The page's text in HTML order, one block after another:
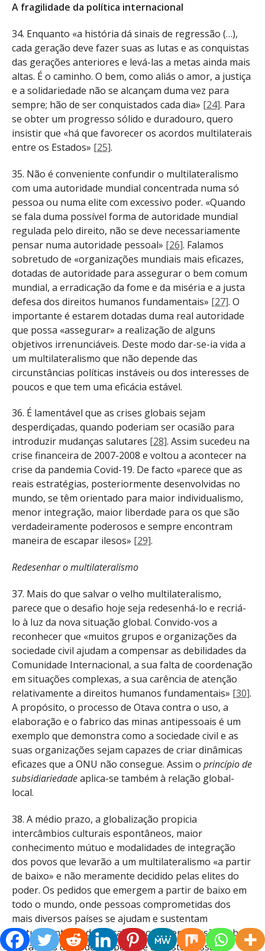
A fragilidade da política internacional
34. Enquanto «a história dá sinais de regressão (…),
cada geração deve fazer suas as lutas e as conquistas
das gerações anteriores e levá-las a metas ainda mais
altas. É o caminho. O bem, como aliás o amor, a justiça
e a solidariedade não se alcançam duma vez para
sempre; hão de ser conquistados cada dia» [24]. Para
se obter um progresso sólido e duradouro, quero
insistir que «há que favorecer os acordos multilaterais
entre os Estados» [25].
35. Não é conveniente confundir o multilateralismo
com uma autoridade mundial concentrada numa só
pessoa ou numa elite com excessivo poder. «Quando
se fala duma possível forma de autoridade mundial
regulada pelo direito, não se deve necessariamente
pensar numa autoridade pessoal» [26]. Falamos
sobretudo de «organizações mundiais mais eficazes,
dotadas de autoridade para assegurar o bem comum
mundial, a erradicação da fome e da miséria e a justa
defesa dos direitos humanos fundamentais» [27]. O
importante é estarem dotadas duma real autoridade
que possa «assegurar» a realização de alguns
objetivos irrenunciáveis. Deste modo dar-se-ia vida a
um multilateralismo que não depende das
circunstâncias políticas instáveis ou dos interesses de
poucos e que tem uma eficácia estável.
36. É lamentável que as crises globais sejam
desperdiçadas, quando poderiam ser ocasião para
introduzir mudanças salutares [28]. Assim sucedeu na
crise financeira de 2007-2008 e voltou a acontecer na
crise da pandemia Covid-19. De facto «parece que as
reais estratégias, posteriormente desenvolvidas no
mundo, se têm orientado para maior individualismo,
menor integração, maior liberdade para os que são
verdadeiramente poderosos e sempre encontram
maneira de escapar ilesos» [29].
Redesenhar o multilateralismo
37. Mais do que salvar o velho multilateralismo,
parece que o desafio hoje seja redesenhá-lo e recriá-
lo à luz da nova situação global. Convido-vos a
reconhecer que «muitos grupos e organizações da
sociedade civil ajudam a compensar as debilidades da
Comunidade Internacional, a sua falta de coordenação
em situações complexas, a sua carência de atenção
relativamente a direitos humanos fundamentais» [30].
A propósito, o processo de Otava contra o uso, a
elaboração e o fabrico das minas antipessoais é um
exemplo que demonstra como a sociedade civil e as
suas organizações sejam capazes de criar dinâmicas
eficazes que a ONU não consegue. Assim o princípio de
subsidiariedadeaplica-se também à relação global-
local.
38. A médio prazo, a globalização propicia
intercâmbios culturais espontâneos, maior
conhecimento mútuo e modalidades de integração
dos povos que levarão a um multilateralismo «a partir
de baixo» e não meramente decidido pelas elites do
poder. Os pedidos que emergem a partir de baixo em
todo o mundo, onde pessoas comprometidas dos
mais diversos países se ajudam e sustentam
mutuamente, podem acabar por fazer pressão sobre
os fatores de poder. Espera-se que isto possa